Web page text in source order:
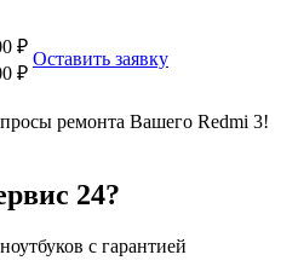
₽
₽
Оставить заявку
ремонта Вашего Redmi 3!
24?